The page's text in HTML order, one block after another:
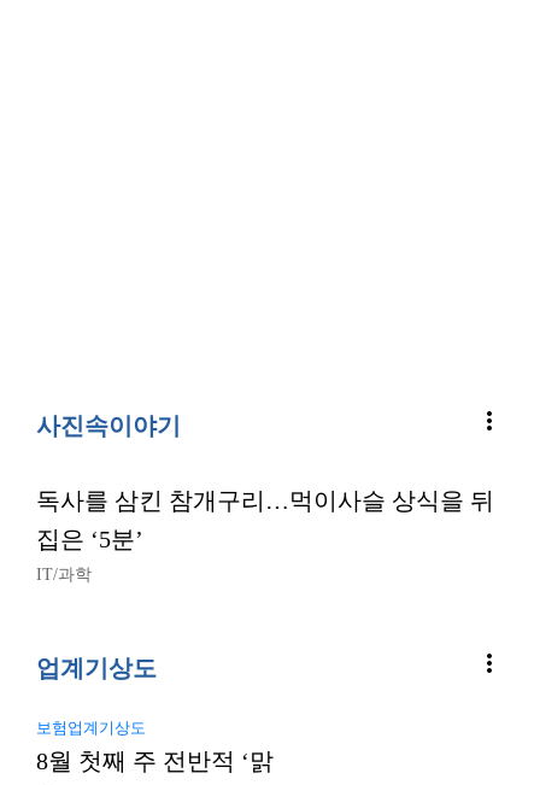
사진속이야기 more_vert
독사를 삼킨 참개구리…먹이사슬 상식을 뒤
집은 ‘5분’
IT/과학
업계기상도 more_vert
보험업계기상도
8월 첫째 주 전반적 ‘맑